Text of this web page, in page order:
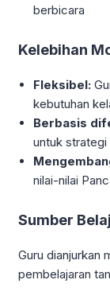
berbicara
Kelebihan
Fleksibel:
kebutuhan
Berbasis
untuk
nilai-nilai
Sumber
Guru dianjurkan
pembelajaran